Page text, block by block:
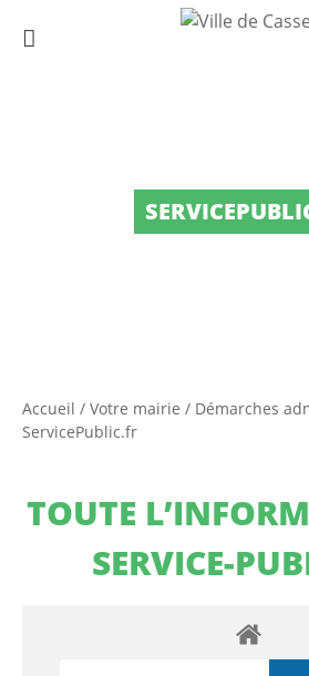
Accueil / Votre mairie / Démarches
ServicePublic.fr
TOUTE
SERVICE-